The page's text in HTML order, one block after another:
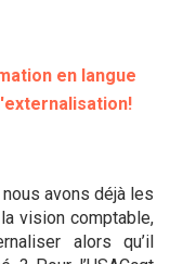
en langue
avons déjà les
vision comptable,
alors qu’il